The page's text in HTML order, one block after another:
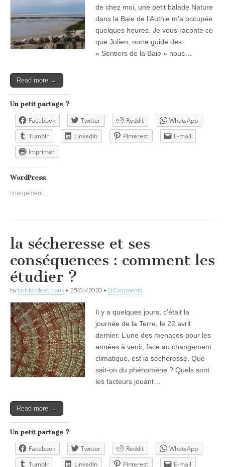
de chez moi, une petit balade Nature
dans la Baie de l’Authie m’a occupée
quelques heures. Je vous raconte ce
que Julien, notre guide des
« Sentiers de la Baie » nous…
Read more →
Un petit partage ?
Facebook Twitter Reddit
WhatsApp
Tumblr
LinkedIn Pinterest
E-mail
Imprimer
WordPress:
chargement…
la sécheresse et ses
conséquences : comment les
étudier ?
by Le Monde et Nous • 25/04/2020 • 0 Comments
Il y a quelques jours, c’était la
journée de la Terre, le 22 avril
dernier. L’une des menaces pour les
années à venir, face au changement
climatique, est la sécheresse. Que
sait-on du phénomène ? Quels sont
les facteurs jouant…
Read more →
Un petit partage ?
Facebook Twitter Reddit
WhatsApp
Tumblr
LinkedIn Pinterest E-mail